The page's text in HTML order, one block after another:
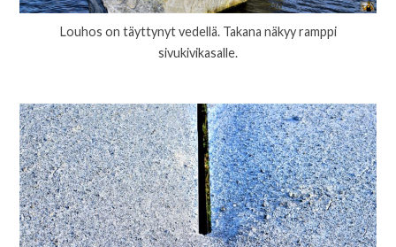
Louhos on täyttynyt vedellä. Takana näkyy ramppi
sivukivikasalle.